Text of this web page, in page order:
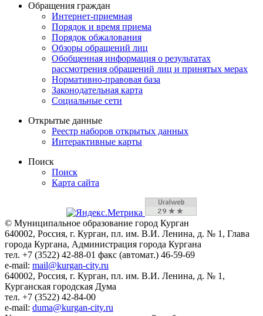
Обращения граждан
Интернет-приемная
Порядок и время приема
Порядок обжалования
Обзоры обращений лиц
Обобщенная информация о результатах
рассмотрения обращений лиц и принятых мерах
Нормативно-правовая база
Законодательная карта
Социальные сети
Открытые данные
Реестр наборов открытых данных
Интерактивные карты
Поиск
Поиск
Карта сайта
© Муниципальное образование город Курган
640002, Россия, г. Курган, пл. им. В.И. Ленина, д. № 1, Глава
города Кургана, Администрация города Кургана
тел. +7 (3522) 42-88-01 факс (автомат.) 46-59-69
e-mail: mail@kurgan-city.ru
640002, Россия, г. Курган, пл. им. В.И. Ленина, д. № 1,
Курганская городская Дума
тел. +7 (3522) 42-84-00
e-mail: duma@kurgan-city.ru